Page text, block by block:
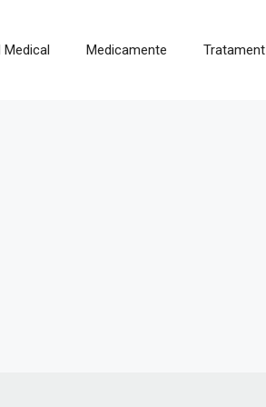
Medical Medicamente Tratament